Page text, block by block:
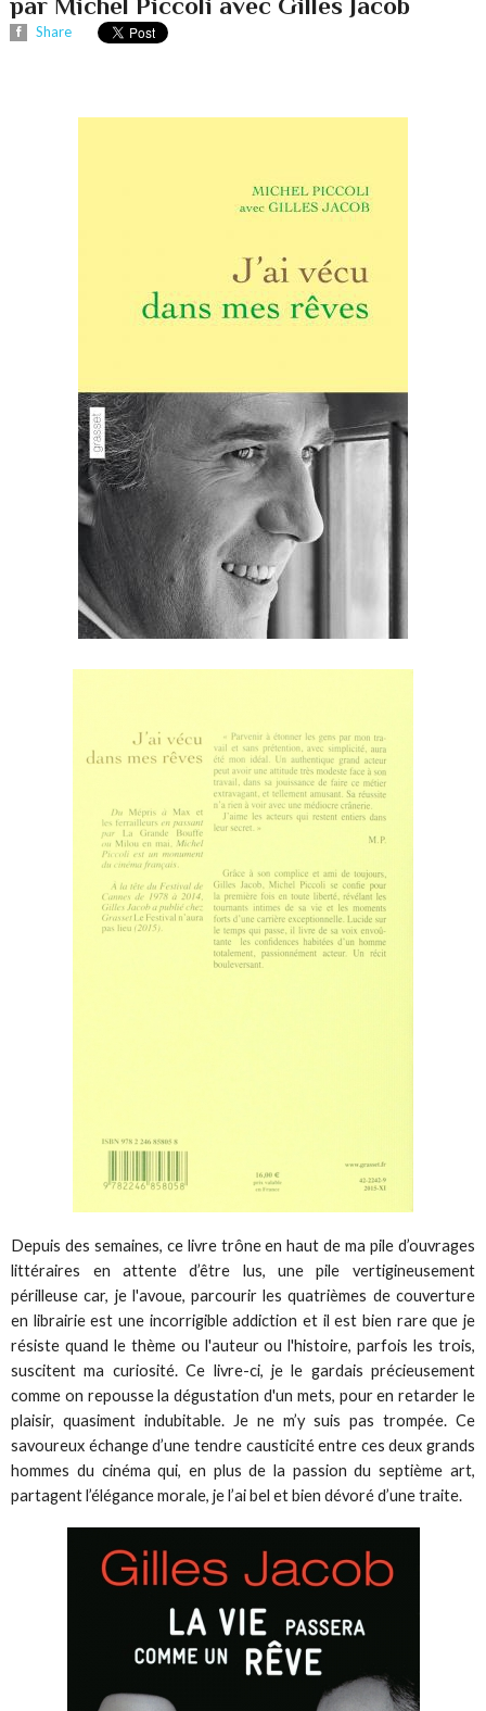
par Michel Piccoli avec Gilles Jacob
Share
Depuis des semaines, ce livre trône en haut de ma pile d’ouvrages
littéraires en attente d’être lus, une pile vertigineusement
périlleuse car, je l'avoue, parcourir les quatrièmes de couverture
en librairie est une incorrigible addiction et il est bien rare que je
résiste quand le thème ou l'auteur ou l'histoire, parfois les trois,
suscitent ma curiosité. Ce livre-ci, je le gardais précieusement
comme on repousse la dégustation d'un mets, pour en retarder le
plaisir, quasiment indubitable. Je ne m’y suis pas trompée. Ce
savoureux échange d’une tendre causticité entre ces deux grands
hommes du cinéma qui, en plus de la passion du septième art,
partagent l’élégance morale, je l’ai bel et bien dévoré d’une traite.